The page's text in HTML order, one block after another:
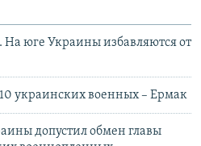
юге Украины избавляются от
украинских военных – Ермак
допустил обмен главы